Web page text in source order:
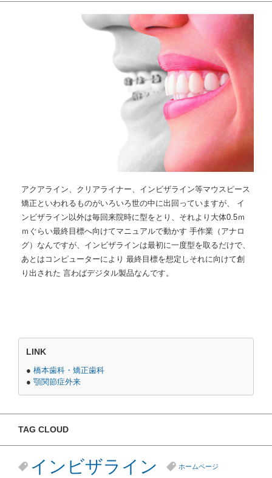
アクアライン、クリアライナー、インビザライン等マウスピース
矯正といわれるものがいろいろ世の中に出回っていますが、 イ
ンビザライン以外は毎回来院時に型をとり、それより大体0.5ｍ
ｍぐらい最終目標へ向けてマニュアルで動かす 手作業（アナロ
グ）なんですが、インビザラインは最初に一度型を取るだけで、
あとはコンピューターにより 最終目標を想定しそれに向けて創
り出された 言わばデジタル製品なんです。
LINK
● 橋本歯科・矯正歯科
● 顎関節症外来
TAG CLOUD
インビザライン ホームページ